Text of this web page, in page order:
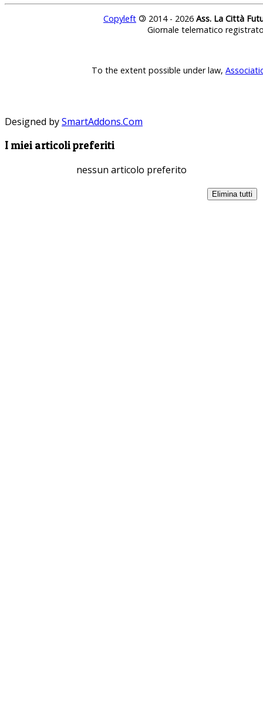
Copyleft © 2014 - 2026 Ass. La Città
Giornale telematico
To the extent possible under law,
Designed bySmartAddons.Com
I miei articoli preferiti
nessun articolo preferito